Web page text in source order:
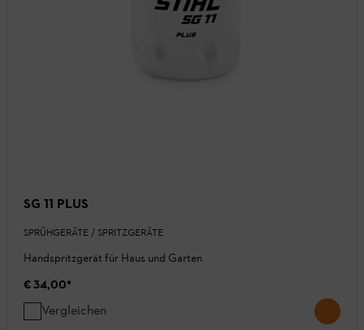
SG 11 PLUS
SPRÜHGERÄTE / SPRITZGERÄTE
Handspritzgerät für Haus und Garten
€ 34,00*
Vergleichen